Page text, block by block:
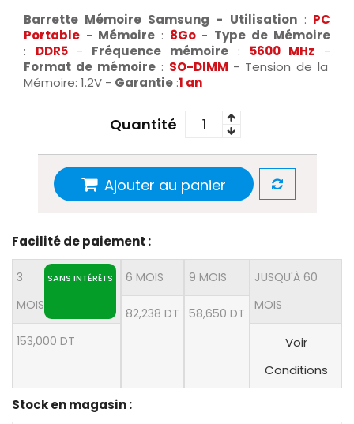
Barrette Mémoire Samsung - Utilisation : PC
Portable - Mémoire : 8Go - Type de Mémoire
: DDR5 - Fréquence mémoire : 5600 MHz -
Format de mémoire : SO-DIMM - Tension de la
Mémoire: 1.2V - Garantie :1 an
Quantité
Ajouter au panier
Facilité de paiement :
3
MOIS
SANS INTÉRÊTS
153,000 DT
6 MOIS
82,238 DT
9 MOIS
58,650 DT
JUSQU'À 60
MOIS
Voir
Conditions
Stock en magasin :